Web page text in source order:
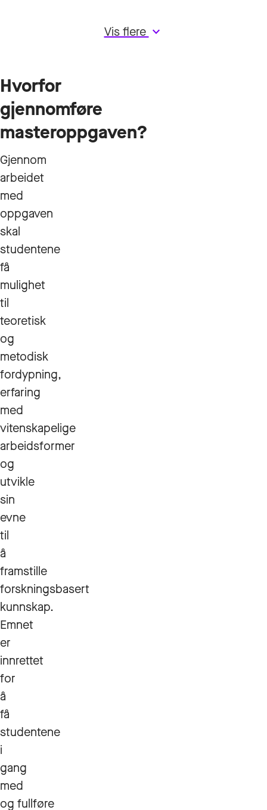
Vis flerekeyboard_arrow_down
Hvorfor
gjennomføre
masteroppgaven?
Gjennom
arbeidet
med
oppgaven
skal
studentene
få
mulighet
til
teoretisk
og
metodisk
fordypning,
erfaring
med
vitenskapelige
arbeidsformer
og
utvikle
sin
evne
til
å
framstille
forskningsbasert
kunnskap.
Emnet
er
innrettet
for
å
få
studentene
i
gang
med
og fullføre